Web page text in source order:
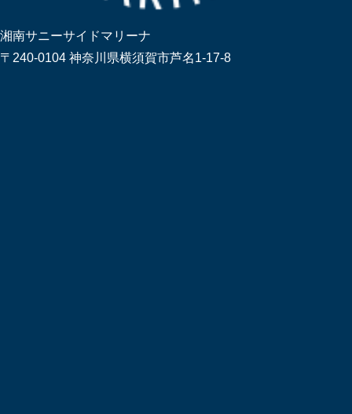
湘南サニーサイドマリーナ
〒240-0104 神奈川県横須賀市芦名1-17-8